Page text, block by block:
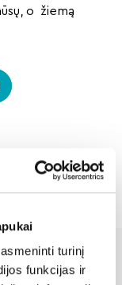
turinį
funkcijas ir
o žiemą